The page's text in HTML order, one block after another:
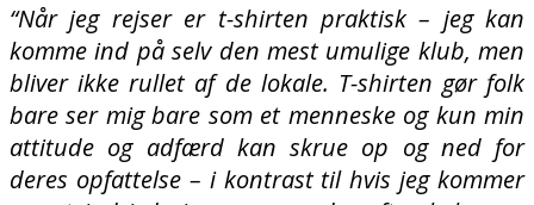
“Når jeg rejser er t-shirten praktisk – jeg kan
komme ind på selv den mest umulige klub, men
bliver ikke rullet af de lokale. T-shirten gør folk
bare ser mig bare som et menneske og kun min
attitude og adfærd kan skrue op og ned for
deres opfattelse – i kontrast til hvis jeg kommer